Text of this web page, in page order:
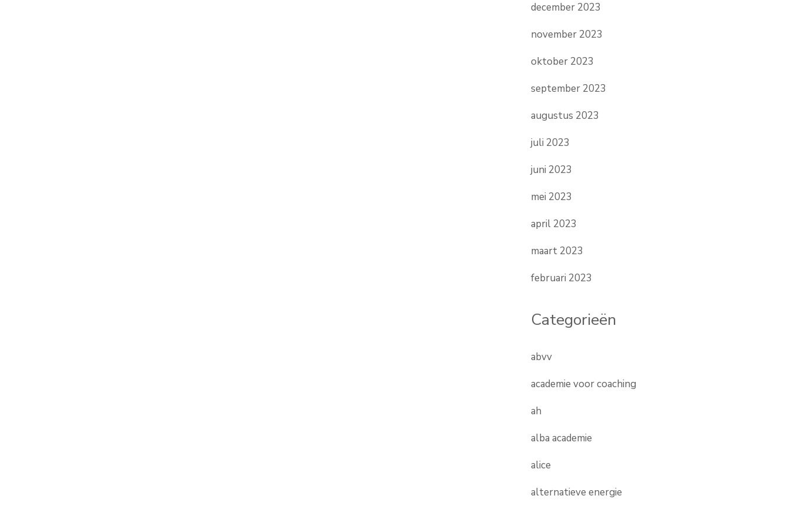
december 2023
november 2023
oktober 2023
september 2023
augustus 2023
juli 2023
juni 2023
mei 2023
april 2023
maart 2023
februari 2023
Categorieën
abvv
academie voor coaching
ah
alba academie
alice
alternatieve energie